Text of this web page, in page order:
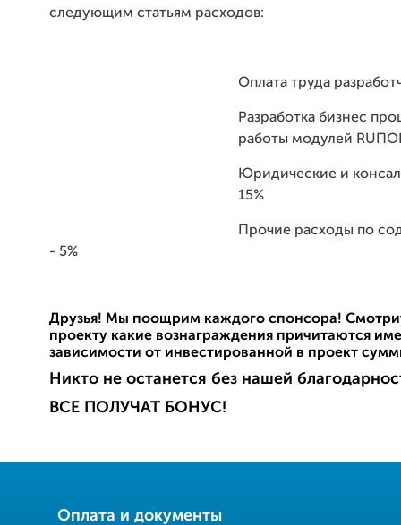
следующим статьям расходов:
Оплата труда
Разработка бизнес
работы модулей
Юридические и
15%
Прочие расходы по
- 5%
Друзья! Мы поощрим каждого спонсора!
проекту какие вознаграждения причитаются
зависимости от инвестированной в проект
Никто не останется без нашей
ВСЕ ПОЛУЧАТ БОНУС!
Оплата и документы